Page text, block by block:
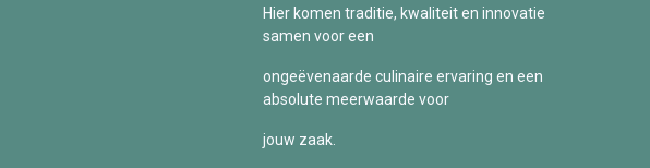
Hier komen traditie, kwaliteit en innovatie
samen voor een
ongeëvenaarde culinaire ervaring en een
absolute meerwaarde voor
jouw zaak.